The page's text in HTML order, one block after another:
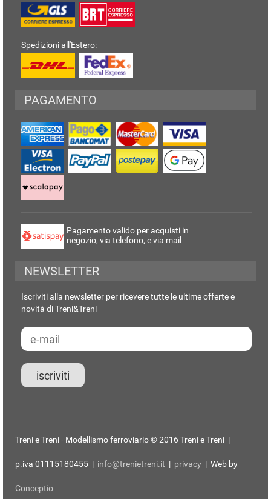
Spedizioni all'Estero:
PAGAMENTO
Pagamento valido per acquisti in
negozio, via telefono, e via mail
NEWSLETTER
Iscriviti alla newsletter per ricevere tutte le ultime offerte e
novità di Treni&Treni
Treni e Treni - Modellismo ferroviario © 2016 Treni e Treni |
p.iva 01115180455 | info@trenietreni.it | privacy | Web by
Conceptio